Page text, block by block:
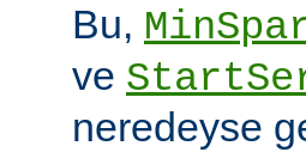
Bu,
ve
neredeyse